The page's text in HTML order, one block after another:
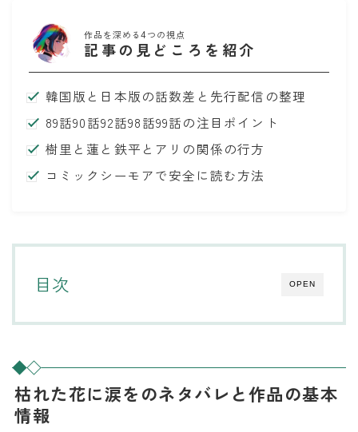
作品を深める4つの視点
記事の見どころを紹介
韓国版と日本版の話数差と先行配信の整理
89話90話92話98話99話の注目ポイント
樹里と蓮と鉄平とアリの関係の行方
コミックシーモアで安全に読む方法
OPEN
目次
枯れた花に涙をのネタバレと作品の基本
情報